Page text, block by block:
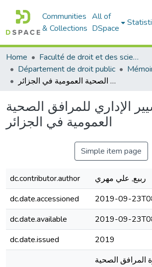
Communities
& Collections
All of
DSpace
Home
Faculté de droit et des sciences politiques
Département de droit public
التسيير الإداري للمرافق الصحية العمومية في الجزائر
الإداري للمرافق الصحية
العمومية في الجزائر
Simple item page
dc.contributor.author
ربيع, علي مهري
dc.date.accessioned
2019-09-
dc.date.available
2019-09-
dc.date.issued
2019
المرافق الصحية